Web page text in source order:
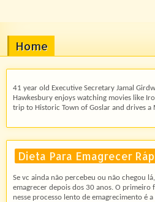
Home
41 year old Executive Secretary Jamal
Hawkesbury enjoys watching movies like
trip to Historic Town of Goslar and drives a
Dieta Para Emagrecer
Se vc ainda não percebeu ou não chegou
emagrecer depois dos 30 anos. O primeiro
nesse processo lento de emagrecimento é